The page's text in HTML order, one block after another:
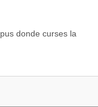
donde curses la